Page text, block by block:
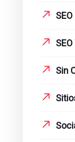
SEO
SEO
Sin